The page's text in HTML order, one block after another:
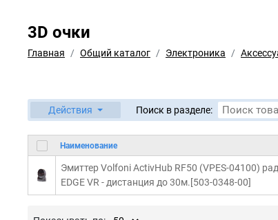
3D очки
Главная Общий каталог Электроника
Действия Поиск в разделе:
Наименование
Эмиттер Volfoni ActivHub RF50 (VPES-04100)
EDGE VR - дистанция до 30м.[503-0348-00]